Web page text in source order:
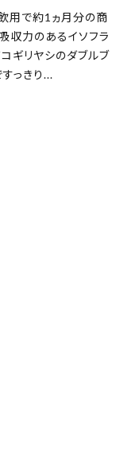
用で約1ヵ月分の商
収力のあるイソフラ
ギリヤシのダブルブ
っきり...